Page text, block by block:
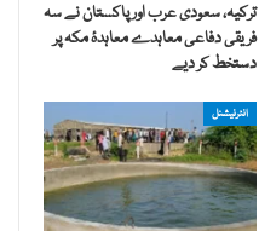
ترکیہ، سعودی عرب اور پاکستان نے سہ
فریقی دفاعی معاہدے معاہدۂ مکہ پر
دستخط کر دیے
انٹرنیشنل